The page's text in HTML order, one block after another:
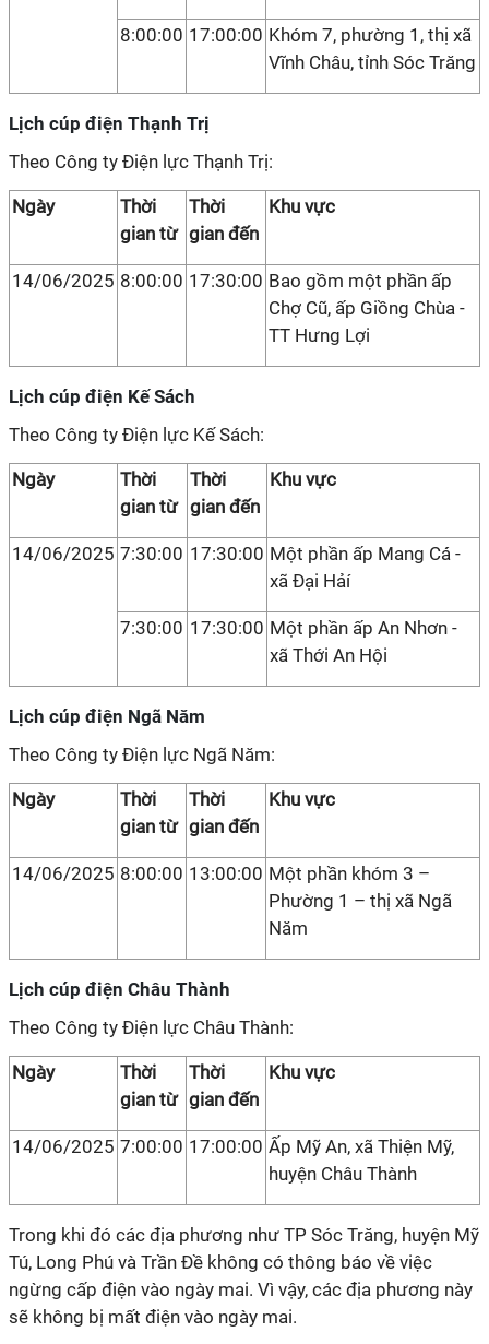
8:00:00 17:00:00 Khóm 7, phường 1, thị xã
Vĩnh Châu, tỉnh Sóc Trăng
Lịch cúp điện Thạnh Trị
Theo Công ty Điện lực Thạnh Trị:
Ngày
Thời
gian từ
Thời
gian đến
Khu vực
14/06/2025 8:00:00 17:30:00 Bao gồm một phần ấp
Chợ Cũ, ấp Giồng Chùa -
TT Hưng Lợi
Lịch cúp điện Kế Sách
Theo Công ty Điện lực Kế Sách:
Ngày
Thời
gian từ
Thời
gian đến
Khu vực
14/06/2025 7:30:00 17:30:00 Một phần ấp Mang Cá́ -
xã Đại Hảí
7:30:00 17:30:00 Một phần ấp An Nhơn -
xã Thới An Hội
Lịch cúp điện Ngã Năm
Theo Công ty Điện lực Ngã Năm:
Ngày
Thời
gian từ
Thời
gian đến
Khu vực
14/06/2025 8:00:00 13:00:00 Một phần khóm 3 –
Phường 1 – thị xã Ngã
Năm
Lịch cúp điện Châu Thành
Theo Công ty Điện lực Châu Thành:
Ngày
Thời
gian từ
Thời
gian đến
Khu vực
14/06/2025 7:00:00 17:00:00 Ấp Mỹ An, xã Thiện Mỹ,
huyện Châu Thành
Trong khi đó các địa phương như TP Sóc Trăng, huyện Mỹ
Tú, Long Phú và Trần Đề không có thông báo về việc
ngừng cấp điện vào ngày mai. Vì vậy, các địa phương này
sẽ không bị mất điện vào ngày mai.